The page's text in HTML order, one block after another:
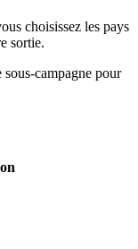
choisissez les pays
sortie.
campagne pour